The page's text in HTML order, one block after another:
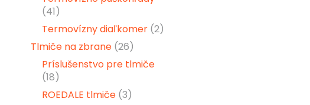
(41)
Termovízny diaľkomer (2)
Tlmiče na zbrane (26)
Príslušenstvo pre tlmiče
(18)
ROEDALE tlmiče (3)